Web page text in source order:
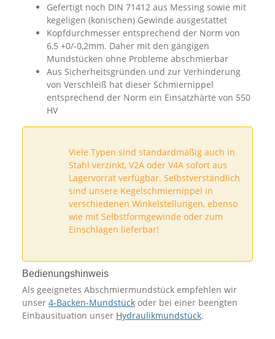
Gefertigt noch DIN 71412 aus Messing sowie mit
kegeligen (konischen) Gewinde ausgestattet
Kopfdurchmesser entsprechend der Norm von
6,5 +0/-0,2mm. Daher mit den gängigen
Mundstücken ohne Probleme abschmierbar
Aus Sicherheitsgründen und zur Verhinderung
von Verschleiß hat dieser Schmiernippel
entsprechend der Norm ein Einsatzhärte von 550
HV
Viele Typen sind standardmäßig auch in
Stahl verzinkt, V2A oder V4A sofort aus
Lagervorrat verfügbar. Selbstverständlich
sind unsere Kegelschmiernippel in
verschiedenen Winkelstellungen, ebenso
wie mit Selbstformgewinde oder zum
Einschlagen lieferbar!
Bedienungshinweis
Als geeignetes Abschmiermundstück empfehlen wir
unser 4-Backen-Mundstück oder bei einer beengten
Einbausituation unser Hydraulikmundstück.